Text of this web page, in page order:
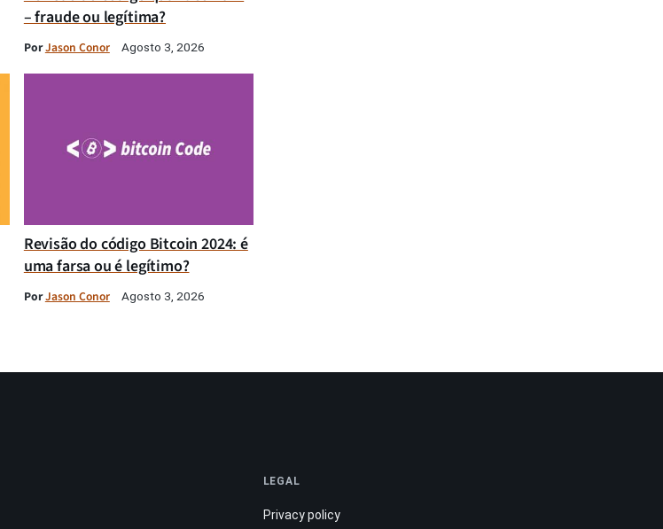
– fraude ou legítima?
PorJason Conor Agosto 3, 2026
Revisão do código Bitcoin 2024: é
uma farsa ou é legítimo?
PorJason Conor Agosto 3, 2026
LEGAL
Privacy policy